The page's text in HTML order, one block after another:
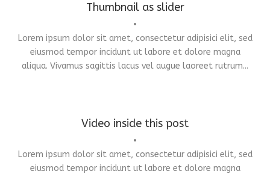
Thumbnail as slider
•
Lorem ipsum dolor sit amet, consectetur adipisici elit, sed
eiusmod tempor incidunt ut labore et dolore magna
aliqua. Vivamus sagittis lacus vel augue laoreet rutrum...
Identity, Typography
Video inside this post
•
Lorem ipsum dolor sit amet, consectetur adipisici elit, sed
eiusmod tempor incidunt ut labore et dolore magna